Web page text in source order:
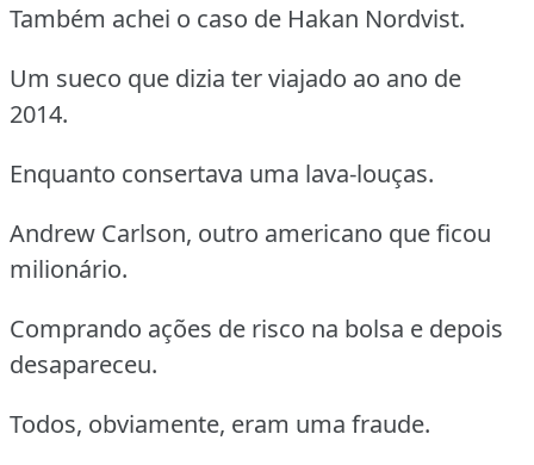
Também achei o caso de Hakan Nordvist.
Um sueco que dizia ter viajado ao ano de
2014.
Enquanto consertava uma lava-louças.
Andrew Carlson, outro americano que ficou
milionário.
Comprando ações de risco na bolsa e depois
desapareceu.
Todos, obviamente, eram uma fraude.